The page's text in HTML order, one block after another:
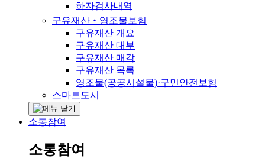
하자검사내역
구유재산‧영조물보험
구유재산 개요
구유재산 대부
구유재산 매각
구유재산 목록
영조물(공공시설물)·구민안전보험
스마트도시
소통참여
소통참여